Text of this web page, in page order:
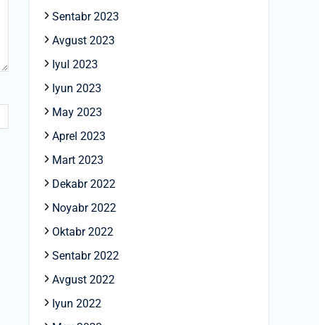
Sentabr 2023
Avgust 2023
Iyul 2023
Iyun 2023
May 2023
Aprel 2023
Mart 2023
Dekabr 2022
Noyabr 2022
Oktabr 2022
Sentabr 2022
Avgust 2022
Iyun 2022